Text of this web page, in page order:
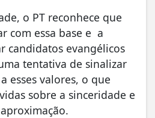
o PT reconhece que
com essa base e a
candidatos evangélicos
tentativa de sinalizar
esses valores, o que
sobre a sinceridade e